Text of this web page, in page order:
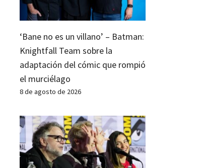
‘Bane no es un villano’ – Batman:
Knightfall Team sobre la
adaptación del cómic que rompió
el murciélago
8 de agosto de 2026